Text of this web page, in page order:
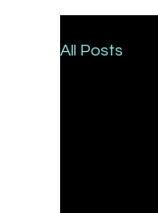
All Posts